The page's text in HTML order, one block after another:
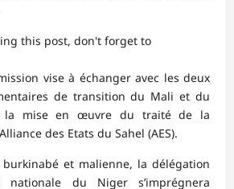
this post, don't forget to
vise à échanger avec les deux
de transition du Mali et du
la mise en œuvre du traité de la
des Etats du Sahel (AES).
burkinabé et malienne, la délégation
nationale du Niger s’imprégnera